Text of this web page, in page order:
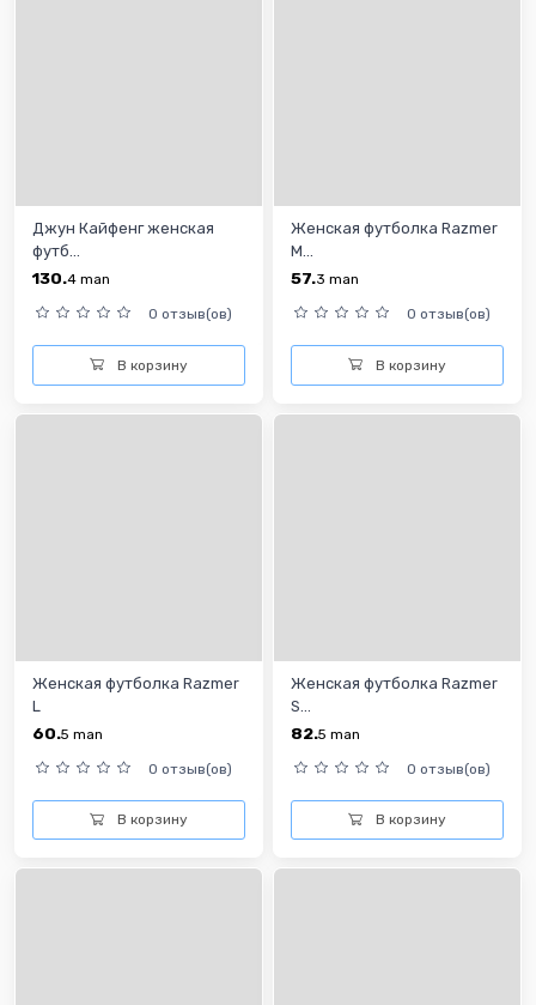
Джун Кайфенг женская
футб...
130.4 man
0 отзыв(ов)
В корзину
Женская футболка Razmer
M...
57.3 man
0 отзыв(ов)
В корзину
Женская футболка Razmer
L
60.5 man
0 отзыв(ов)
В корзину
Женская футболка Razmer
S...
82.5 man
0 отзыв(ов)
В корзину